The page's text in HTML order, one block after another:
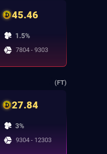
45.46
1.5%
7804 - 9303
(FT)
27.84
3%
9304 - 12303